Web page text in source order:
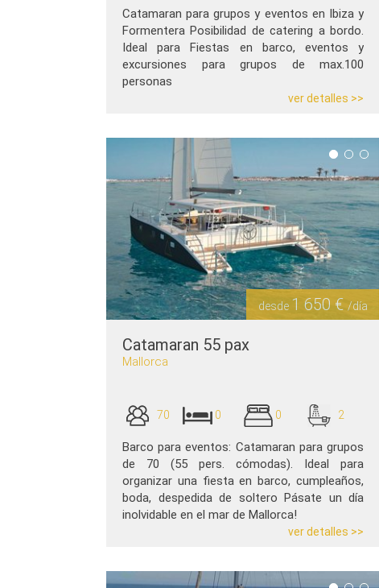
Catamaran para grupos y eventos en Ibiza y
Formentera Posibilidad de catering a bordo.
Ideal para Fiestas en barco, eventos y
excursiones para grupos de max.100
personas
ver detalles >>
desde 1 650 € /día
Catamaran 55 pax
Mallorca
70 0 0 2
Barco para eventos: Catamaran para grupos
de 70 (55 pers. cómodas). Ideal para
organizar una fiesta en barco, cumpleaños,
boda, despedida de soltero Pásate un día
inolvidable en el mar de Mallorca!
ver detalles >>